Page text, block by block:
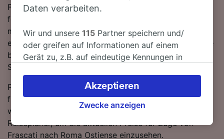
Fahrt zwischen Frascati und Roma Ostiense ist trotz
fehlender Direktverbindungen unkompliziert. Sie
müssen lediglich 1-mal umsteigen. Lassen Sie sich von
einem Trenitalia-Zug von Frascati nach Roma Ostiense
bringen - mit den schnellsten Verbindungen erreichen
Sie Ihr Ziel in nur 1 Stunde 1 Minute.
Planen Sie Ihre Reise im Voraus und buchen Sie
frühzeitig, wenn Sie die günstigsten Tarife ergattern
wollen. Starten Sie einfach eine Suche mit unserem
Reiseplaner, um die aktuellen Preise für Züge von
Frascati nach Roma Ostiense einzusehen.
Daten verarbeiten.
Wir und unsere115 Partner speichern und/
oder greifen auf Informationen auf einem
Gerät zu, z.B. auf eindeutige Kennungen in
verarbeiten. Sie können Ihre Präferenzen
akzeptieren oder verwalten, einschließlich
Ihres Widerspruchsrechts bei berechtigtem
besuchen Sie jederzeit die Seite der
Zwecke anzeigen
Akzeptieren